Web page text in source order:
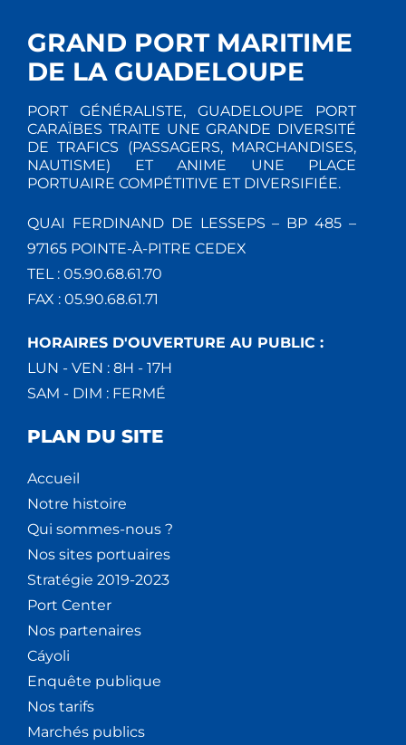
GRAND PORT MARITIME
DE LA GUADELOUPE
PORT GÉNÉRALISTE, GUADELOUPE PORT
CARAÏBES TRAITE UNE GRANDE DIVERSITÉ
DE TRAFICS (PASSAGERS, MARCHANDISES,
NAUTISME) ET ANIME UNE PLACE
PORTUAIRE COMPÉTITIVE ET DIVERSIFIÉE.
QUAI FERDINAND DE LESSEPS – BP 485 –
97165 POINTE-À-PITRE CEDEX
TEL : 05.90.68.61.70
FAX : 05.90.68.61.71
HORAIRES D'OUVERTURE AU PUBLIC :
LUN - VEN : 8H - 17H
SAM - DIM : FERMÉ
PLAN DU SITE
Accueil
Notre histoire
Qui sommes-nous ?
Nos sites portuaires
Stratégie 2019-2023
Port Center
Nos partenaires
Cáyoli
Enquête publique
Nos tarifs
Marchés publics